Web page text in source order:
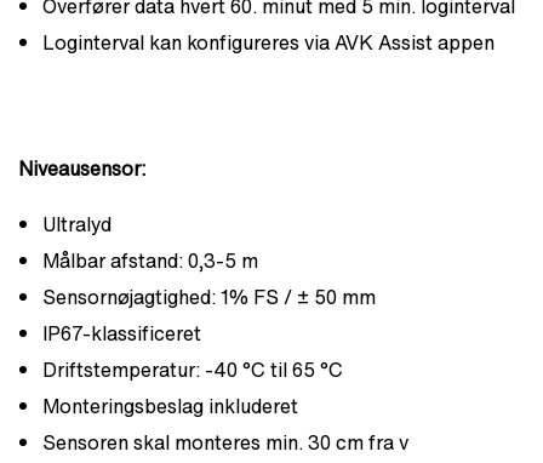
Overfører data hvert 60. minut med 5 min. loginterval
Loginterval kan konfigureres via AVK Assist appen
Niveausensor:
Ultralyd
Målbar afstand: 0,3-5 m
Sensornøjagtighed: 1% FS / ± 50 mm
IP67-klassificeret
Driftstemperatur: -40 °C til 65 °C
Monteringsbeslag inkluderet
Sensoren skal monteres min. 30 cm fra v